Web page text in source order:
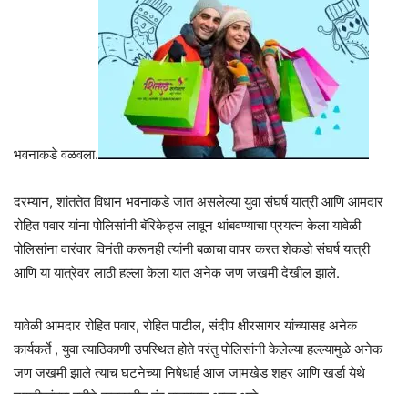
भवनाकडे वळवला.
दरम्यान, शांततेत विधान भवनाकडे जात असलेल्या युवा संघर्ष यात्री आणि आमदार
रोहित पवार यांना पोलिसांनी बॅरिकेड्स लावून थांबवण्याचा प्रयत्न केला यावेळी
पोलिसांना वारंवार विनंती करूनही त्यांनी बळाचा वापर करत शेकडो संघर्ष यात्री
आणि या यात्रेवर लाठी हल्ला केला यात अनेक जण जखमी देखील झाले.
यावेळी आमदार रोहित पवार, रोहित पाटील, संदीप क्षीरसागर यांच्यासह अनेक
कार्यकर्ते , युवा त्याठिकाणी उपस्थित होते परंतु पोलिसांनी केलेल्या हल्ल्यामुळे अनेक
जण जखमी झाले त्याच घटनेच्या निषेधार्ह आज जामखेड शहर आणि खर्डा येथे